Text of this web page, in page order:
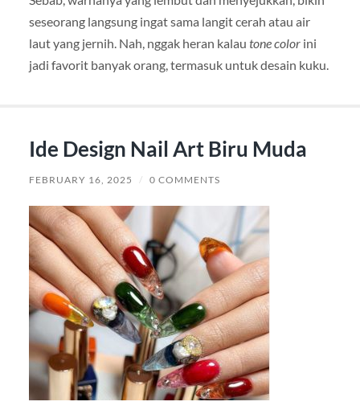
seseorang langsung ingat sama langit cerah atau air
laut yang jernih. Nah, nggak heran kalau tone color ini
jadi favorit banyak orang, termasuk untuk desain kuku.
Ide Design Nail Art Biru Muda
FEBRUARY 16, 2025 / 0 COMMENTS